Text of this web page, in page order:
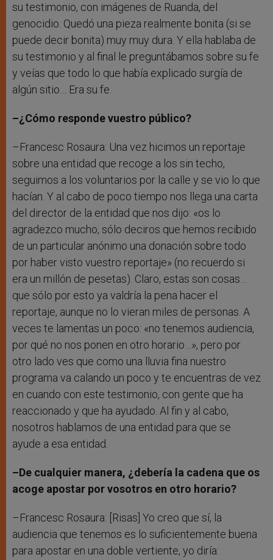
su testimonio, con imágenes de Ruanda, del
genocidio. Quedó una pieza realmente bonita (si se
puede decir bonita) muy muy dura. Y ella hablaba de
su testimonio y al final le preguntábamos sobre su fe
y veías que todo lo que había explicado surgía de
algún sitio… Era su fe.
–¿Cómo responde vuestro público?
–Francesc Rosaura: Una vez hicimos un reportaje
sobre una entidad que recoge a los sin techo,
seguimos a los voluntarios por la calle y se vio lo que
hacían. Y al cabo de poco tiempo nos llega una carta
del director de la entidad que nos dijo: «os lo
agradezco mucho, sólo deciros que hemos recibido
de un particular anónimo una donación sobre todo
por haber visto vuestro reportaje» (no recuerdo si
era un millón de pesetas). Claro, estas son cosas…
que sólo por esto ya valdría la pena hacer el
reportaje, aunque no lo vieran miles de personas. A
veces te lamentas un poco: «no tenemos audiencia,
por qué no nos ponen en otro horario…», pero por
otro lado ves que como una lluvia fina nuestro
programa va calando un poco y te encuentras de vez
en cuando con este testimonio, con gente que ha
reaccionado y que ha ayudado. Al fin y al cabo,
nosotros hablamos de una entidad para que se
ayude a esa entidad.
–De cualquier manera, ¿debería la cadena que os
acoge apostar por vosotros en otro horario?
–Francesc Rosaura: [Risas] Yo creo que sí, la
audiencia que tenemos es lo suficientemente buena
para apostar en una doble vertiente, yo diría: